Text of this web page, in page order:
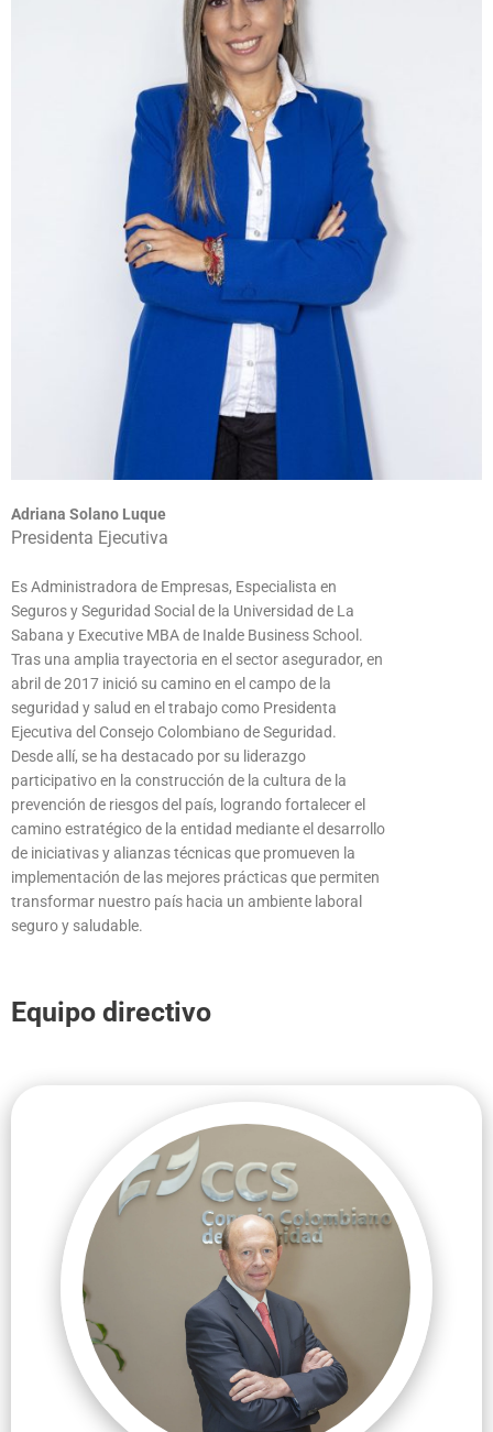
Adriana Solano Luque
Presidenta Ejecutiva
Es Administradora de Empresas, Especialista en
Seguros y Seguridad Social de la Universidad de La
Sabana y Executive MBA de Inalde Business School.
Tras una amplia trayectoria en el sector asegurador, en
abril de 2017 inició su camino en el campo de la
seguridad y salud en el trabajo como Presidenta
Ejecutiva del Consejo Colombiano de Seguridad.
Desde allí, se ha destacado por su liderazgo
participativo en la construcción de la cultura de la
prevención de riesgos del país, logrando fortalecer el
camino estratégico de la entidad mediante el desarrollo
de iniciativas y alianzas técnicas que promueven la
implementación de las mejores prácticas que permiten
transformar nuestro país hacia un ambiente laboral
seguro y saludable.
Equipo directivo